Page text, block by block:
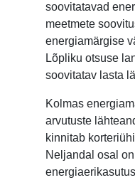
soovitatavad
meetmete
energiamärgise
Lõpliku otsuse
soovitatav lasta
Kolmas
arvutuste
kinnitab
Neljandal osal